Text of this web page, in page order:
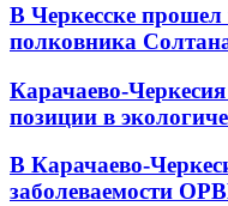
В Черкесске прошел
полковника
Карачаево-
позиции в
В Карачаево-
заболеваемости